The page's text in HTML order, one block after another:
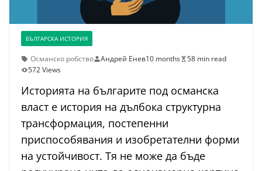
БЪЛГАРСКА ИСТОРИЯ
Османско робство Андрей Енев10 months
58 min read
572 Views
Историята на българите под османска
власт е история на дълбока структурна
трансформация, постепенни
приспособявания и изобретателни форми
на устойчивост. Тя не може да бъде